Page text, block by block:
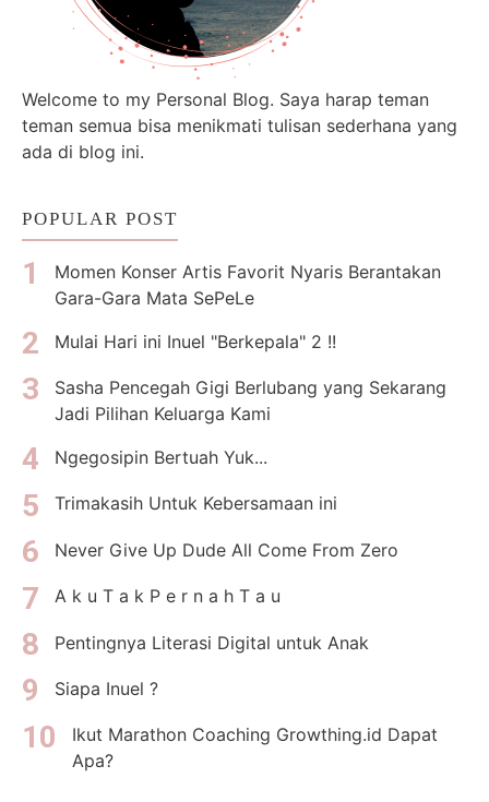
Welcome to my Personal Blog. Saya harap teman
teman semua bisa menikmati tulisan sederhana yang
ada di blog ini.
POPULAR POST
Momen Konser Artis Favorit Nyaris Berantakan
Gara-Gara Mata SePeLe
Mulai Hari ini Inuel "Berkepala" 2 !!
Sasha Pencegah Gigi Berlubang yang Sekarang
Jadi Pilihan Keluarga Kami
Ngegosipin Bertuah Yuk...
Trimakasih Untuk Kebersamaan ini
Never Give Up Dude All Come From Zero
A k u T a k P e r n a h T a u
Pentingnya Literasi Digital untuk Anak
Siapa Inuel ?
Ikut Marathon Coaching Growthing.id Dapat
Apa?